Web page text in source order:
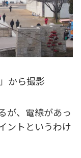
から撮影
が、電線があっ
ントというわけ